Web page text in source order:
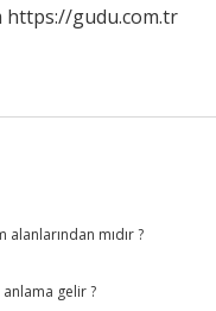
https://gudu.com.tr
mıdır ?
gelir ?